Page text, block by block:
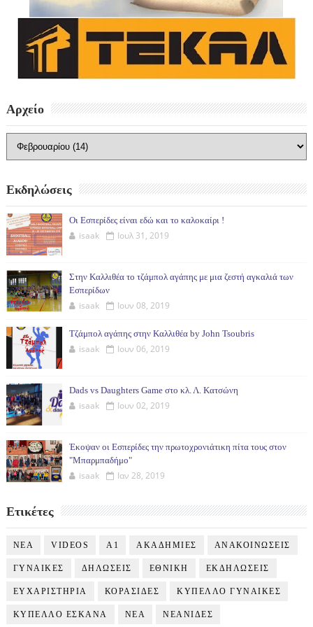
Αρχείο
Εκδηλώσεις
Οι Εσπερίδες είναι εδώ και το καλοκαίρι !
isaak Ιουλ 31, 2019
Στην Καλλιθέα το τζάμπολ αγάπης με μια ζεστή αγκαλιά των
Εσπερίδων
isaak Ιουν 08, 2019
Τζάμπολ αγάπης στην Καλλιθέα by John Tsoubris
isaak Ιουν 06, 2019
Dads vs Daughters Game στο κλ. Λ. Κατσώνη
isaak Ιουν 02, 2019
Έκοψαν οι Εσπερίδες την πρωτοχρονιάτικη πίτα τους στον
"Μπαρμπαδήμο"
isaak Ιαν 28, 2019
Ετικέτες
NEA VIDEOS Α1 ΑΚΑΔΗΜΙΕΣ ΑΝΑΚΟΙΝΩΣΕΙΣ
ΓΥΝΑΙΚΕΣ ΔΗΛΩΣΕΙΣ ΕΘΝΙΚΗ ΕΚΔΗΛΩΣΕΙΣ
ΕΥΧΑΡΙΣΤΗΡΙΑ ΚΟΡΑΣΙΔΕΣ ΚΥΠΕΛΛΟ ΓΥΝΑΙΚΕΣ
ΚΥΠΕΛΛΟ ΕΣΚΑΝΑ ΝΕΑ ΝΕΑΝΙΔΕΣ